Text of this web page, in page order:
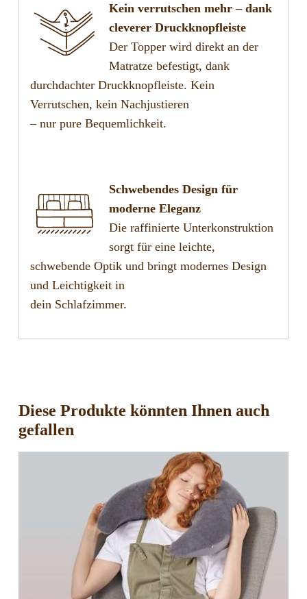
Kein verrutschen mehr – dank
cleverer Druckknopfleiste
Der Topper wird direkt an der
Matratze befestigt, dank
durchdachter Druckknopfleiste. Kein
Verrutschen, kein Nachjustieren
– nur pure Bequemlichkeit.
Schwebendes Design für
moderne Eleganz
Die raffinierte Unterkonstruktion
sorgt für eine leichte,
schwebende Optik und bringt modernes Design
und Leichtigkeit in
dein Schlafzimmer.
Diese Produkte könnten Ihnen auch
gefallen